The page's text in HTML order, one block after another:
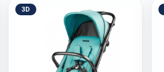
3D